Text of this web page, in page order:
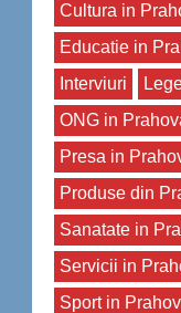
Cultura in
Educatie in
Interviuri
ONG in
Presa in
Produse din
Sanatate in
Servicii in
Sport in